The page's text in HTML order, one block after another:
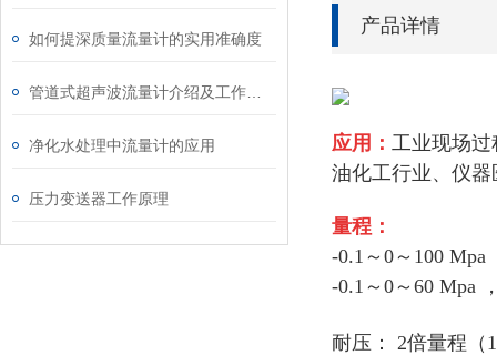
如何提深质量流量计的实用准确度
净化水处理中流量计的应用
压力变送器工作原理
产品详情
应用： 工业现场
油化工行业、仪
量程：
-0.1～0～100 Mpa
-0.1～0～60 Mpa
耐压：
2倍量程（